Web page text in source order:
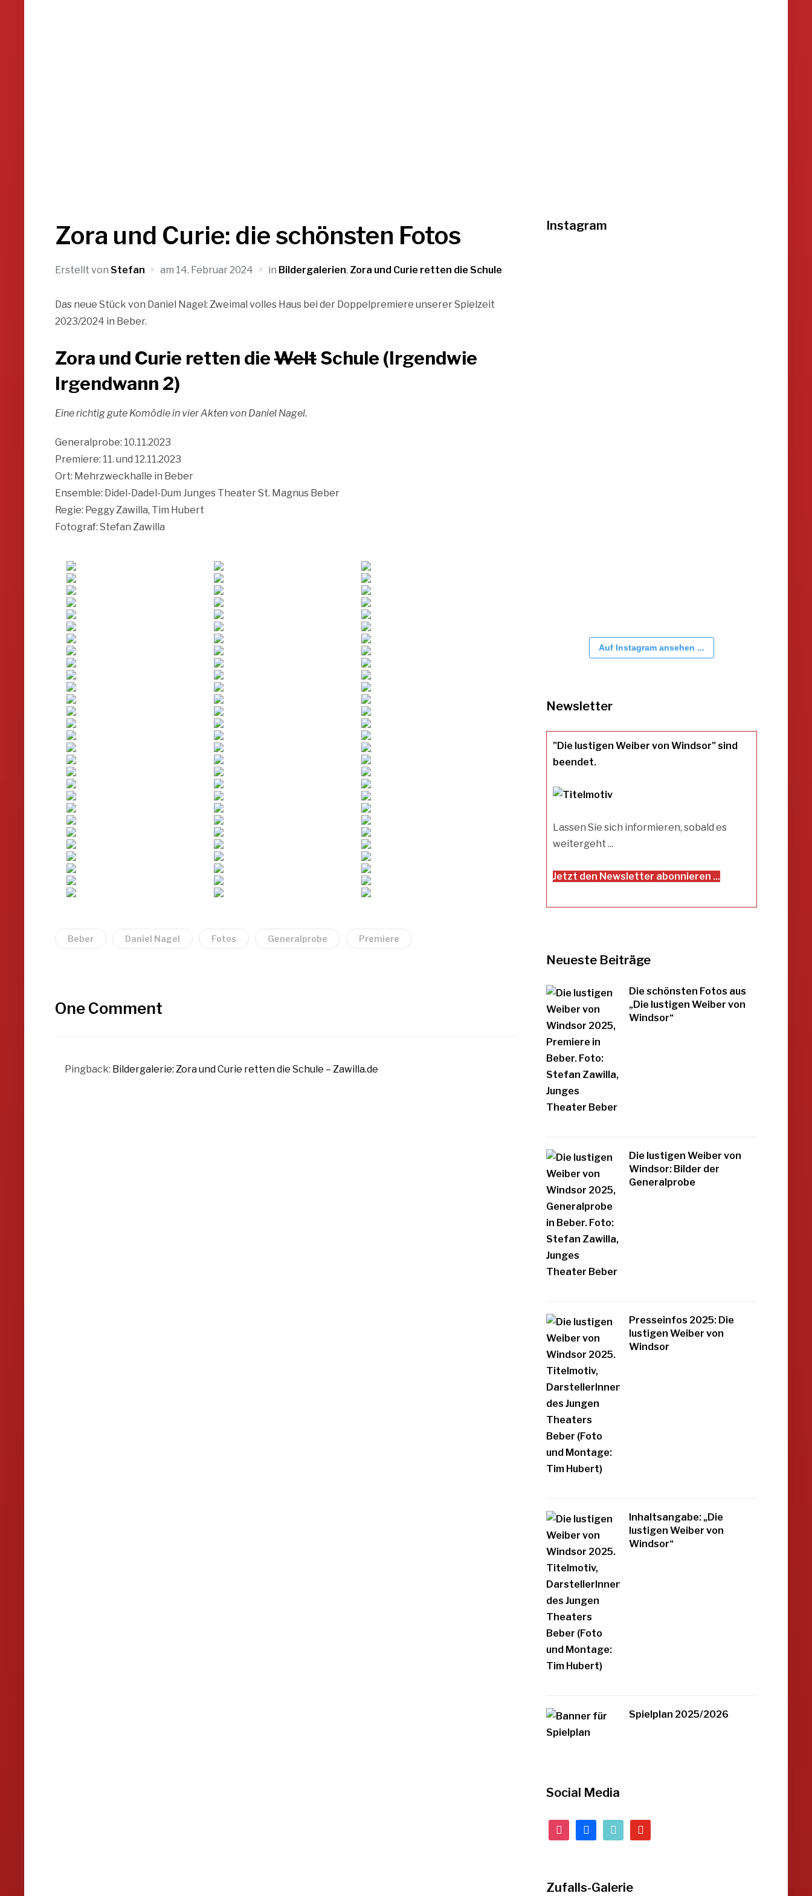
Zora und Curie: die schönsten Fotos
Erstellt von Stefan am 14. Februar 2024 in Bildergalerien, Zora und Curie retten die Schule
Das neue Stück von Daniel Nagel: Zweimal volles Haus bei der Doppelpremiere unserer Spielzeit
2023/2024 in Beber.
Zora und Curie retten dieWeltSchule (Irgendwie
Irgendwann 2)
Eine richtig gute Komödie in vier Akten von Daniel Nagel.
Generalprobe: 10.11.2023
Premiere: 11. und 12.11.2023
Ort: Mehrzweckhalle in Beber
Ensemble: Didel-Dadel-Dum Junges Theater St. Magnus Beber
Regie: Peggy Zawilla, Tim Hubert
Fotograf: Stefan Zawilla
Beber Daniel Nagel Fotos Generalprobe Premiere
One Comment
Pingback: Bildergalerie: Zora und Curie retten die Schule – Zawilla.de
Instagram
Auf Instagram ansehen ...
Newsletter
"Die lustigen Weiber von Windsor" sind
beendet.
Lassen Sie sich informieren, sobald es
weitergeht ...
Jetzt den Newsletter abonnieren ...
Neueste Beiträge
Die schönsten Fotos aus
„Die lustigen Weiber von
Windsor“
Die lustigen Weiber von
Windsor: Bilder der
Generalprobe
Presseinfos 2025: Die
lustigen Weiber von
Windsor
Inhaltsangabe: „Die
lustigen Weiber von
Windsor“
Spielplan 2025/2026
Social Media
instagramfacebooktiktok youtube
Zufalls-Galerie